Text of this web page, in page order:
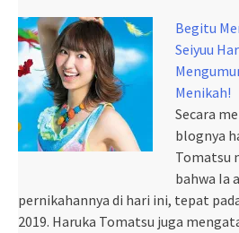
Begitu
Seiyuu
Menikah!
Secara
blognya
Tomatsu
bahwa Ia
pernikahannya di hari ini, tepat
2019. Haruka Tomatsu juga